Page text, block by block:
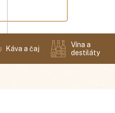
Káva a čaj
Vína a
destiláty